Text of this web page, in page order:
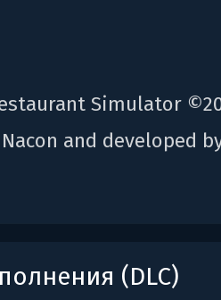
Simulator
and developed
(DLC)